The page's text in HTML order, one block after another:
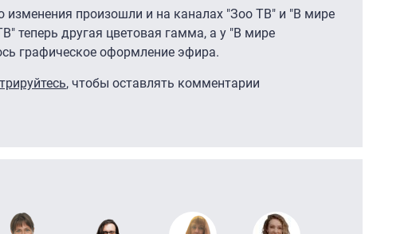
изменения произошли и на каналах "Зоо ТВ" и "В мире
теперь другая цветовая гамма, а у "В мире
графическое оформление эфира.
, чтобы оставлять комментарии